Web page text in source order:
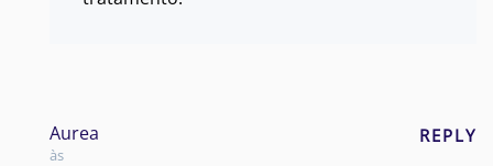
Aurea
às
REPLY